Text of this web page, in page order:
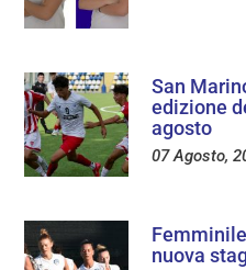
San
edizione
agosto
07 Agosto,
nuova